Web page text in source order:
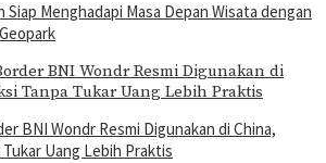
Siap Menghadapi Masa Depan Wisata dengan
BNI Wondr Resmi Digunakan di China,
Tukar Uang Lebih Praktis